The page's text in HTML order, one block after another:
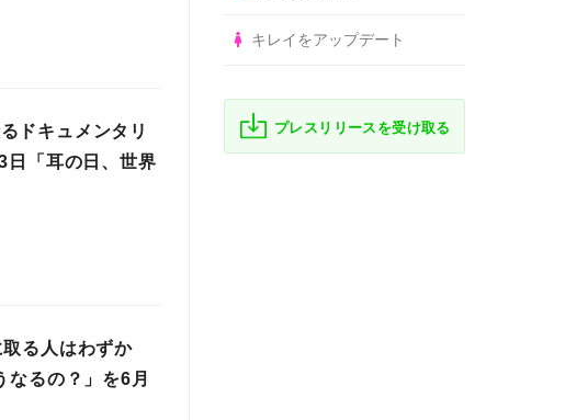
ドキュメンタリ
日「耳の日、世界
る人はわずか
なるの？」を6月
キレイをアップデート
プレスリリースを受け取る